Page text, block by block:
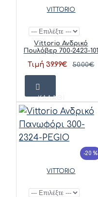
VITTORIO
Vittorio Ανδρικό
Πουλόβερ 700-2423-101
Τιμή 39.99€ 50.00€
ΚΑΛΆΘΙ
-20 %
VITTORIO